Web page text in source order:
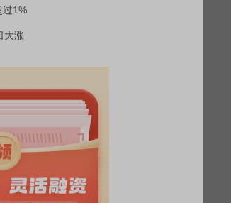
过1%
大涨